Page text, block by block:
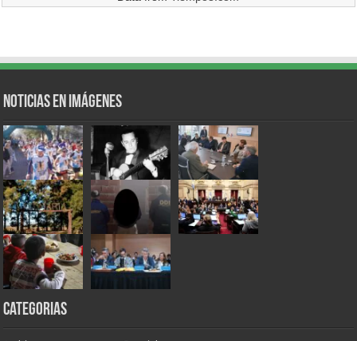
Noticias en Imágenes
Categorias